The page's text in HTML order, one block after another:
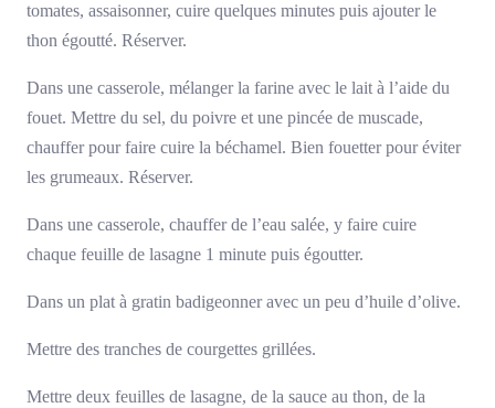
tomates, assaisonner, cuire quelques minutes puis ajouter le
thon égoutté. Réserver.
Dans une casserole, mélanger la farine avec le lait à l’aide du
fouet. Mettre du sel, du poivre et une pincée de muscade,
chauffer pour faire cuire la béchamel. Bien fouetter pour éviter
les grumeaux. Réserver.
Dans une casserole, chauffer de l’eau salée, y faire cuire
chaque feuille de lasagne 1 minute puis égoutter.
Dans un plat à gratin badigeonner avec un peu d’huile d’olive.
Mettre des tranches de courgettes grillées.
Mettre deux feuilles de lasagne, de la sauce au thon, de la